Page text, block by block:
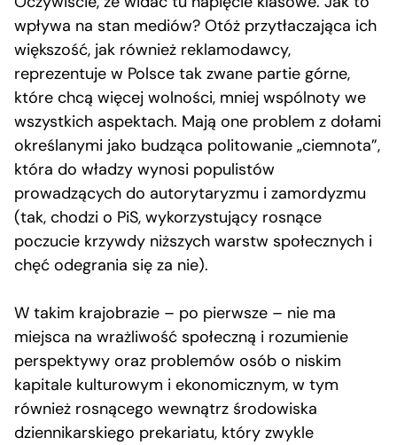
wpływa na stan mediów? Otóż przytłaczająca ich
większość, jak również reklamodawcy,
reprezentuje w Polsce tak zwane partie górne,
które chcą więcej wolności, mniej wspólnoty we
wszystkich aspektach. Mają one problem z dołami
określanymi jako budząca politowanie „ciemnota”,
która do władzy wynosi populistów
prowadzących do autorytaryzmu i zamordyzmu
(tak, chodzi o PiS, wykorzystujący rosnące
poczucie krzywdy niższych warstw społecznych i
chęć odegrania się za nie).
W takim krajobrazie – po pierwsze – nie ma
miejsca na wrażliwość społeczną i rozumienie
perspektywy oraz problemów osób o niskim
kapitale kulturowym i ekonomicznym, w tym
również rosnącego wewnątrz środowiska
dziennikarskiego prekariatu, który zwykle